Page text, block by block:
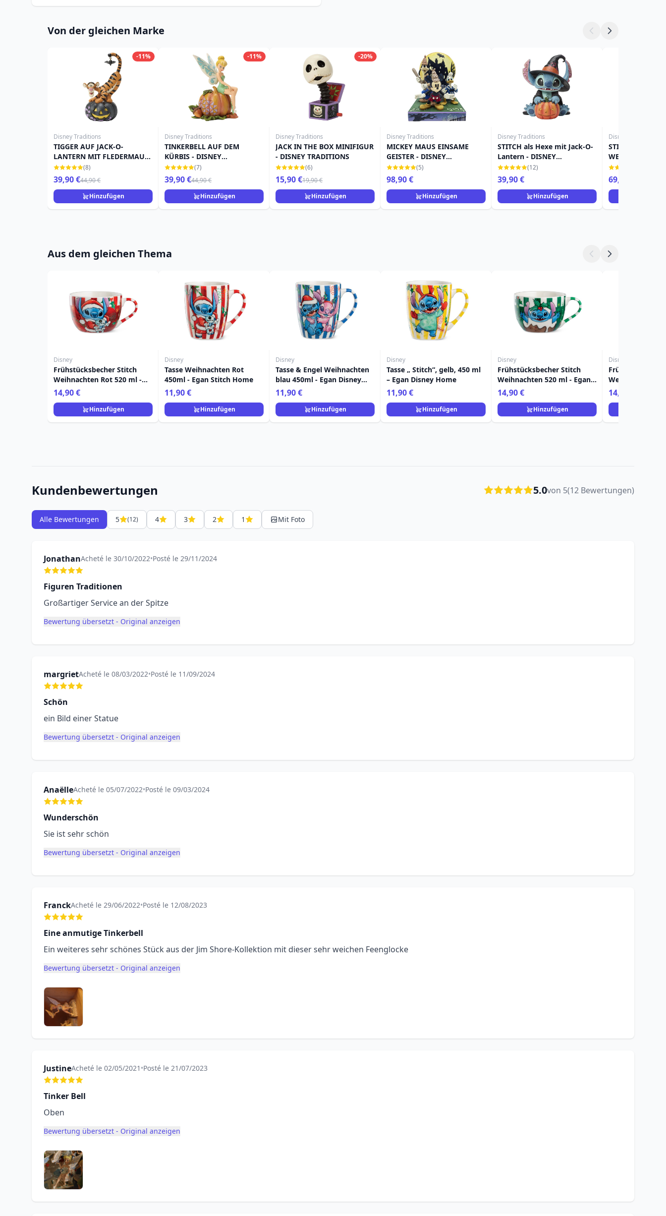
Von der gleichen Marke
-11%
Disney Traditions
TIGGER AUF JACK-O-
LANTERN MIT FLEDERMAUS
- DISNEY TRADITIONS
(8)
39,90 €44,90 €
Hinzufügen
-11%
Disney Traditions
TINKERBELL AUF DEM
KÜRBIS - DISNEY
TRADITIONS
(7)
39,90 €44,90 €
Hinzufügen
-20%
Disney Traditions
JACK IN THE BOX MINIFIGUR
- DISNEY TRADITIONS
(6)
15,90 €19,90 €
Hinzufügen
Disney Traditions
MICKEY MAUS EINSAME
GEISTER - DISNEY
TRADITIONS
(5)
98,90 €
Hinzufügen
Disney Traditions
STITCH als Hexe mit Jack-O-
Lantern - DISNEY
TRADITIONS
(12)
39,90 €
Hinzufügen
Disney Traditions
STITCH WITH
WEIHNACHTEN
(LED) - DISNEY
69,90 €
Aus dem gleichen Thema
Disney
Frühstücksbecher Stitch
Weihnachten Rot 520 ml -
Egan Disney Home
14,90 €
Hinzufügen
Disney
Tasse Weihnachten Rot
450ml - Egan Stitch Home
11,90 €
Hinzufügen
Disney
Tasse & Engel Weihnachten
blau 450ml - Egan Disney
Home
11,90 €
Hinzufügen
Disney
Tasse „ Stitch“, gelb, 450 ml
– Egan Disney Home
11,90 €
Hinzufügen
Disney
Frühstücksbecher Stitch
Weihnachten 520 ml - Egan
Disney Home
14,90 €
Hinzufügen
Disney
Weihnachten
Egan Disney
14,90 €
Kundenbewertungen 5.0von 5(12 Bewertungen)
Alle Bewertungen 5 (12) 4 3 2 1 Mit Foto
JonathanAcheté le 30/10/2022•Posté le 29/11/2024
Figuren Traditionen
Großartiger Service an der Spitze
Bewertung übersetzt - Original anzeigen
margrietAcheté le 08/03/2022•Posté le 11/09/2024
Schön
ein Bild einer Statue
Bewertung übersetzt - Original anzeigen
AnaëlleAcheté le 05/07/2022•Posté le 09/03/2024
Wunderschön
Sie ist sehr schön
Bewertung übersetzt - Original anzeigen
FranckAcheté le 29/06/2022•Posté le 12/08/2023
Eine anmutige Tinkerbell
Ein weiteres sehr schönes Stück aus der Jim Shore-Kollektion mit dieser sehr weichen Feenglocke
Bewertung übersetzt - Original anzeigen
JustineAcheté le 02/05/2021 •Posté le 21/07/2023
Tinker Bell
Oben
Bewertung übersetzt - Original anzeigen